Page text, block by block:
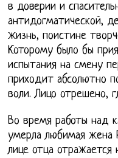
в доверии и
антидогматической,
жизнь, поистине
Которому было бы
испытания на смену
приходит абсолютно
воли. Лицо отрешено,
Во время работы над
умерла любимая жена
лице отца отражается